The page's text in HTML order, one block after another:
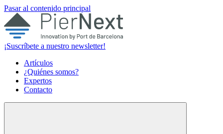
Pasar al contenido principal
¡Suscríbete a nuestro newsletter!
Artículos
¿Quiénes somos?
Expertos
Contacto